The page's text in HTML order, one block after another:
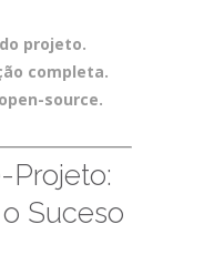
projeto.
completa.
source.
Projeto:
Suceso